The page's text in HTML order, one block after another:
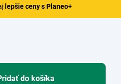
lepšie ceny s Planeo+
do košíka